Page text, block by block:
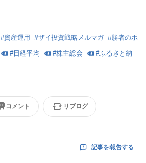
#資産運用 #ザイ投資戦略メルマガ #勝者のポ
#日経平均 #株主総会 #ふるさと納
コメント リブログ
記事を報告する